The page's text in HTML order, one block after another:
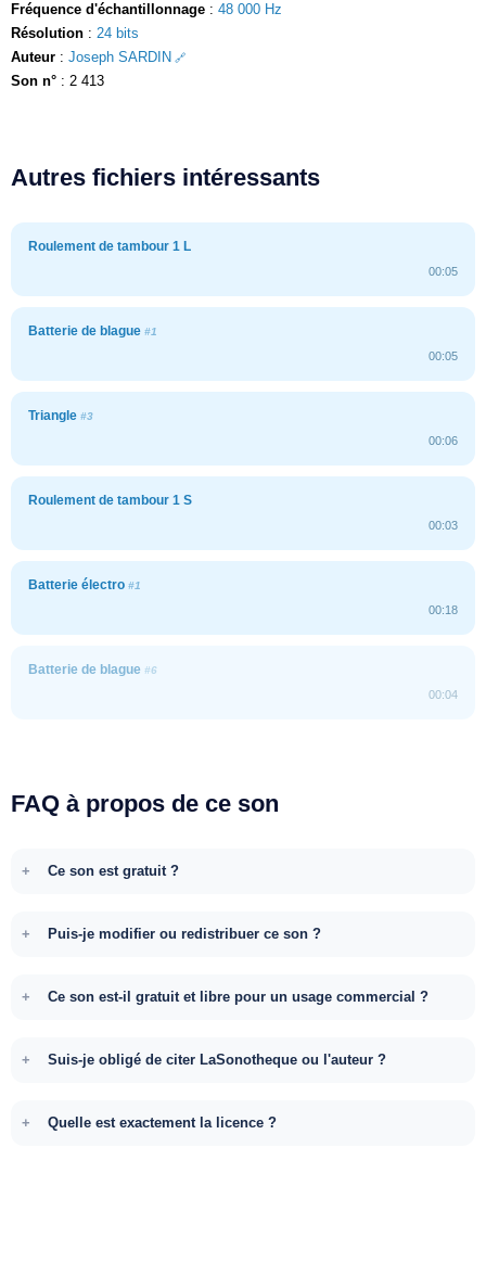
Fréquence d'échantillonnage : 48 000 Hz
Résolution : 24 bits
Auteur : Joseph SARDIN
Son n° : 2 413
Autres fichiers intéressants
Roulement de tambour 1 L
00:05
Batterie de blague #1
00:05
Triangle #3
00:06
Roulement de tambour 1 S
00:03
Batterie électro #1
00:18
Batterie de blague #6
00:04
FAQ à propos de ce son
Ce son est gratuit ?
Puis-je modifier ou redistribuer ce son ?
Ce son est-il gratuit et libre pour un usage commercial ?
Suis-je obligé de citer LaSonotheque ou l'auteur ?
Quelle est exactement la licence ?